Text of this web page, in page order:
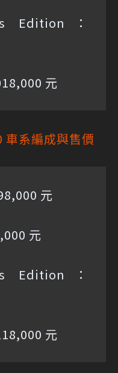
Edition：
元
車系編成與售價
元
元
Edition：
元